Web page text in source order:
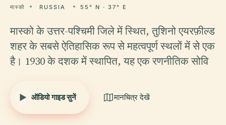
मास्को RUSSIA 55° N · 37° E
मास्को के उत्तर-पश्चिमी जिले में स्थित, तुशिनो एयरफ़ील्ड
शहर के सबसे ऐतिहासिक रूप से महत्वपूर्ण स्थलों में से एक
है। 1930 के दशक में स्थापित, यह एक रणनीतिक सोवि
ऑडियो गाइड सुनें मानचित्र देखें